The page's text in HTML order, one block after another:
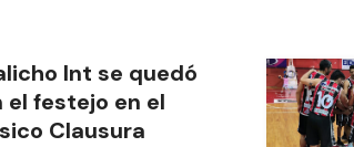
Int se quedó
el festejo en el
Clausura